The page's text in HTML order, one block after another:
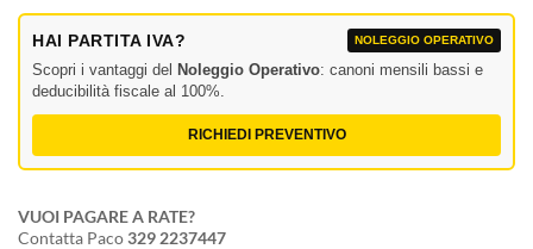
HAI PARTITA IVA? NOLEGGIO OPERATIVO
Scopri i vantaggi del Noleggio Operativo: canoni mensili bassi e
deducibilità fiscale al 100%.
RICHIEDI PREVENTIVO
VUOI PAGARE A RATE?
Contatta Paco329 2237447